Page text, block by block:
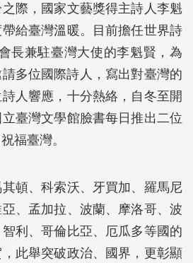
際，國家文藝獎得主詩人李魁
給臺灣溫暖。目前擔任世界詩
長兼駐臺灣大使的李魁賢，為
多位國際詩人，寫出對臺灣的
人響應，十分熱絡，自冬至開
臺灣文學館臉書每日推出二位
福臺灣。
頓、科索沃、牙買加、羅馬尼
、孟加拉、波蘭、摩洛哥、波
利、哥倫比亞、厄瓜多等國的
此舉突破政治、國界，更彰顯